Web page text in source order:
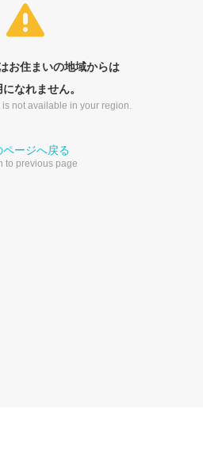
お住まいの地域からは
なれません。
not available in your region.
ページへ戻る
to previous page